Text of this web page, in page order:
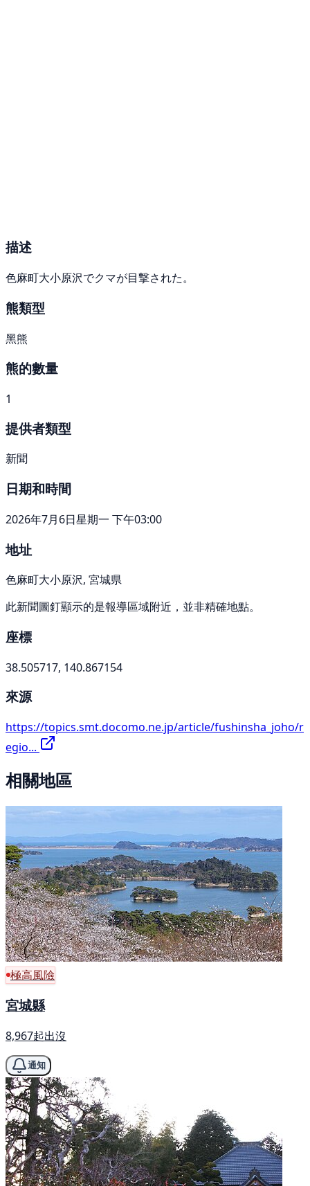
描述
色麻町大小原沢でクマが目撃された。
熊類型
黑熊
熊的數量
1
提供者類型
新聞
日期和時間
2026年7月6日星期一 下午03:00
地址
色麻町大小原沢, 宮城県
此新聞圖釘顯示的是報導區域附近，並非精確地點。
座標
38.505717, 140.867154
來源
https://topics.smt.docomo.ne.jp/article/fushinsha_joho/r
egio...
相關地區
極高風險
宮城縣
8,967起出沒
通知